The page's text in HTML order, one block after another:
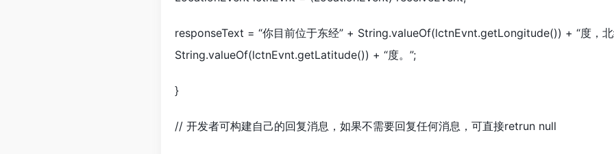
responseText = “你目前位于东经” + String.valueOf(lctnEvnt.getLongitude()) + “度，北
String.valueOf(lctnEvnt.getLatitude()) + “度。”;
}
// 开发者可构建自己的回复消息，如果不需要回复任何消息，可直接retrun null